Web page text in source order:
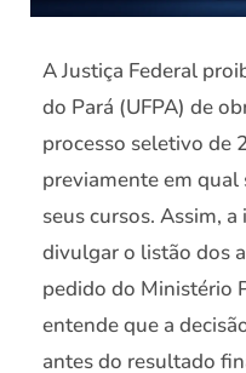
A Justiça Federal
do Pará (UFPA) de
processo seletivo de
previamente em
seus cursos. Assim,
divulgar o listão dos
pedido do Ministério
entende que a
antes do resultado